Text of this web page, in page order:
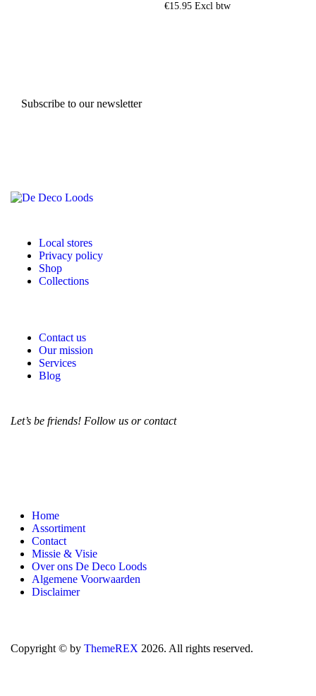
€15.95 Excl btw
Subscribe to our newsletter
Local stores
Privacy policy
Shop
Collections
Contact us
Our mission
Services
Blog
Let’s be friends! Follow us or contact
Home
Assortiment
Contact
Missie & Visie
Over ons De Deco Loods
Algemene Voorwaarden
Disclaimer
Copyright © by ThemeREX 2026. All rights reserved.